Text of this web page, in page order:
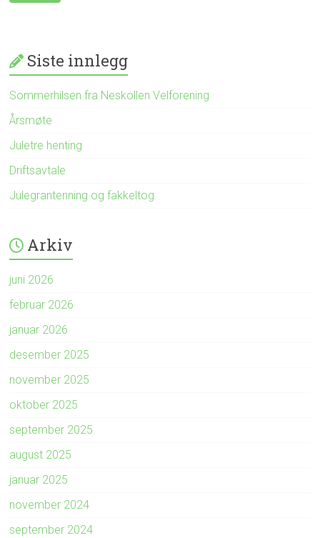
Siste innlegg
Sommerhilsen fra Neskollen Velforening
Årsmøte
Juletre henting
Driftsavtale
Julegrantenning og fakkeltog
Arkiv
juni 2026
februar 2026
januar 2026
desember 2025
november 2025
oktober 2025
september 2025
august 2025
januar 2025
november 2024
september 2024